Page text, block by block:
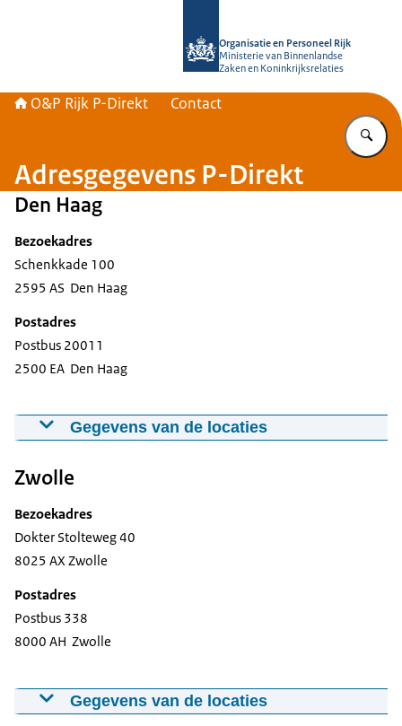
Organisatie en Personeel Rijk
Ministerie van Binnenlandse
Zaken en Koninkrijksrelaties
O&P Rijk P-Direkt Contact
Adresgegevens P-Direkt
Den Haag
Bezoekadres
Schenkkade 100
2595 AS Den Haag
Postadres
Postbus 20011
2500 EA Den Haag
Gegevens van de locaties
Zwolle
Bezoekadres
Dokter Stolteweg 40
8025 AX Zwolle
Postadres
Postbus 338
8000 AH Zwolle
Gegevens van de locaties